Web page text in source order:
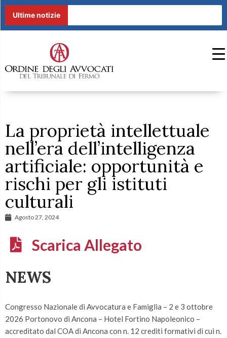
Ultime notizie
La proprietà intellettuale
nell’era dell’intelligenza
artificiale: opportunità e
rischi per gli istituti
culturali
Agosto 27, 2024
Scarica Allegato
NEWS
Congresso Nazionale di Avvocatura e Famiglia – 2 e 3 ottobre
2026 Portonovo di Ancona – Hotel Fortino Napoleonico –
accreditato dal COA di Ancona con n. 12 crediti formativi di cui n.